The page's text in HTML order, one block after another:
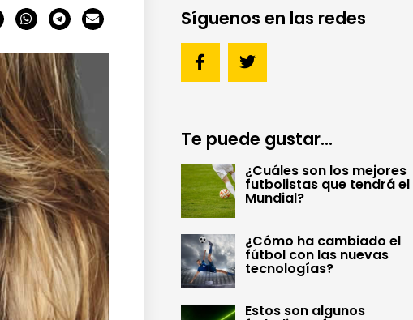
Síguenos en las redes
Te puede gustar...
¿Cuáles son los mejores
futbolistas que tendrá el
Mundial?
¿Cómo ha cambiado el
fútbol con las nuevas
tecnologías?
Estos son algunos